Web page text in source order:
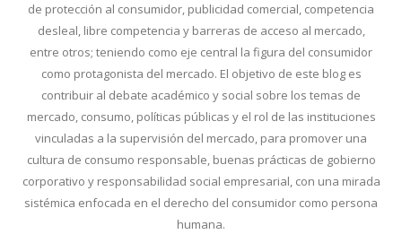
de protección al consumidor, publicidad comercial, competencia
desleal, libre competencia y barreras de acceso al mercado,
entre otros; teniendo como eje central la figura del consumidor
como protagonista del mercado. El objetivo de este blog es
contribuir al debate académico y social sobre los temas de
mercado, consumo, políticas públicas y el rol de las instituciones
vinculadas a la supervisión del mercado, para promover una
cultura de consumo responsable, buenas prácticas de gobierno
corporativo y responsabilidad social empresarial, con una mirada
sistémica enfocada en el derecho del consumidor como persona
humana.